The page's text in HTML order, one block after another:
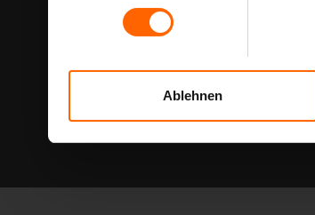
Ablehnen